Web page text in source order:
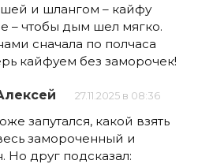
и шлангом – кайфу
– чтобы дым шел мягко.
сначала по полчаса
кайфуем без заморочек!
27.11.2025 в 08:36
запутался, какой взять
замороченный и
Но друг подсказал: